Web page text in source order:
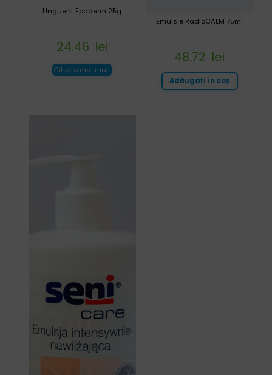
Emulsie RadioCALM 75ml
48.72 lei
Adăugați în coș
Unguent Epaderm 25g
24.46 lei
Citește mai mult